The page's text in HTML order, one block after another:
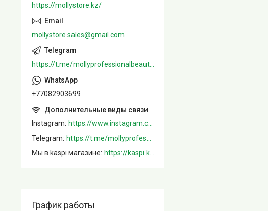
https://mollystore.kz/
mollystore.sales@gmail.com
+77082903699
Instagram
Telegram
Мы в kaspi магазине
График работы